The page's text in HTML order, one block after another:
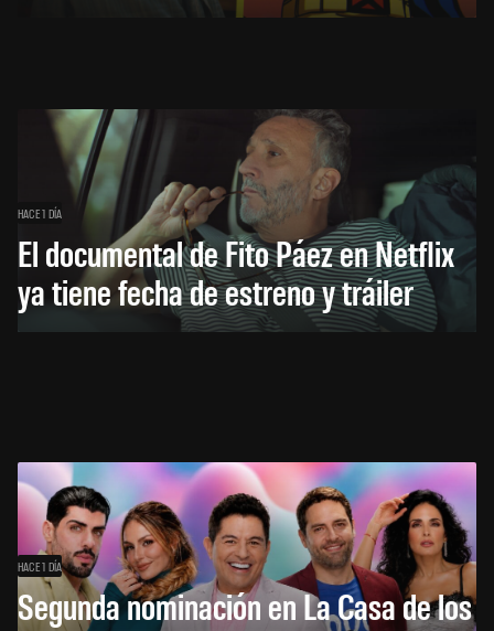
HACE 1 DÍA
El documental de Fito Páez en Netflix
ya tiene fecha de estreno y tráiler
HACE 1 DÍA
Segunda nominación en La Casa de los